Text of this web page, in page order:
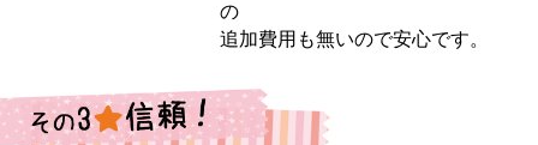
の
追加費用も無いので安心です。